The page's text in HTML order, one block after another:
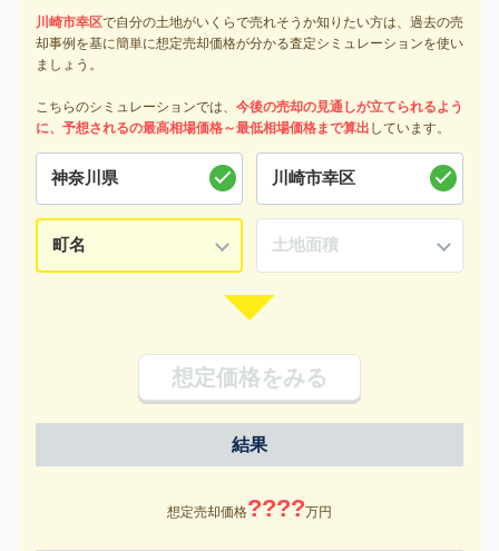
川崎市幸区で自分の土地がいくらで売れそうか知りたい方は、過去の売
却事例を基に簡単に想定売却価格が分かる査定シミュレーションを使い
ましょう。
こちらのシミュレーションでは、 今後の売却の見通しが立てられるよう
に、予想されるの最高相場価格～最低相場価格まで算出 しています。
想定価格をみる
結果
想定売却価格????万円